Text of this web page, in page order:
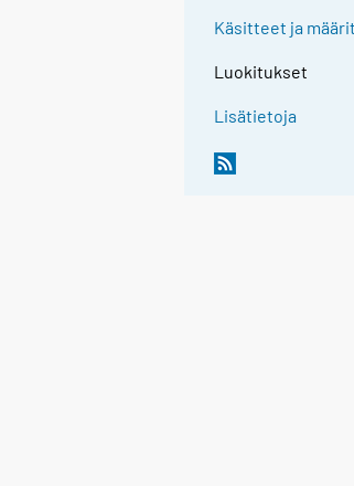
Käsitteet ja
Luokitukset
Lisätietoja